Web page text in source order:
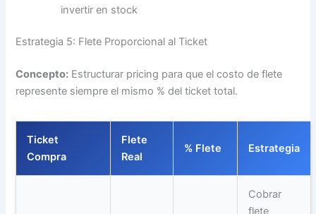
invertir en stock
Estrategia 5: Flete Proporcional al Ticket
Concepto: Estructurar pricing para que el costo de flete
represente siempre el mismo % del ticket total.
Ticket
Compra
Flete
Real
% Flete Estrategia
Cobrar
flete